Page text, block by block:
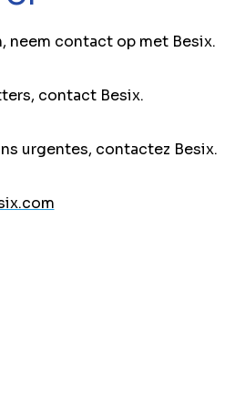
neem contact op met Besix.
contact Besix.
urgentes, contactez Besix.